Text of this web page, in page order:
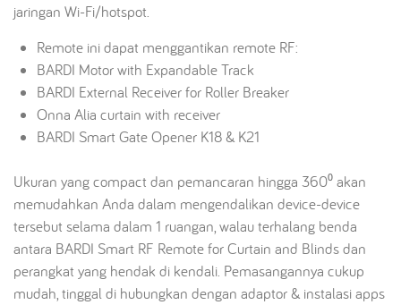
jaringan Wi-Fi/hotspot.
Remote ini dapat menggantikan remote RF:
BARDI Motor with Expandable Track
BARDI External Receiver for Roller Breaker
Onna Alia curtain with receiver
BARDI Smart Gate Opener K18 & K21
Ukuran yang compact dan pemancaran hingga 360⁰ akan
memudahkan Anda dalam mengendalikan device-device
tersebut selama dalam 1 ruangan, walau terhalang benda
antara BARDI Smart RF Remote for Curtain and Blinds dan
perangkat yang hendak di kendali. Pemasangannya cukup
mudah, tinggal di hubungkan dengan adaptor & instalasi apps